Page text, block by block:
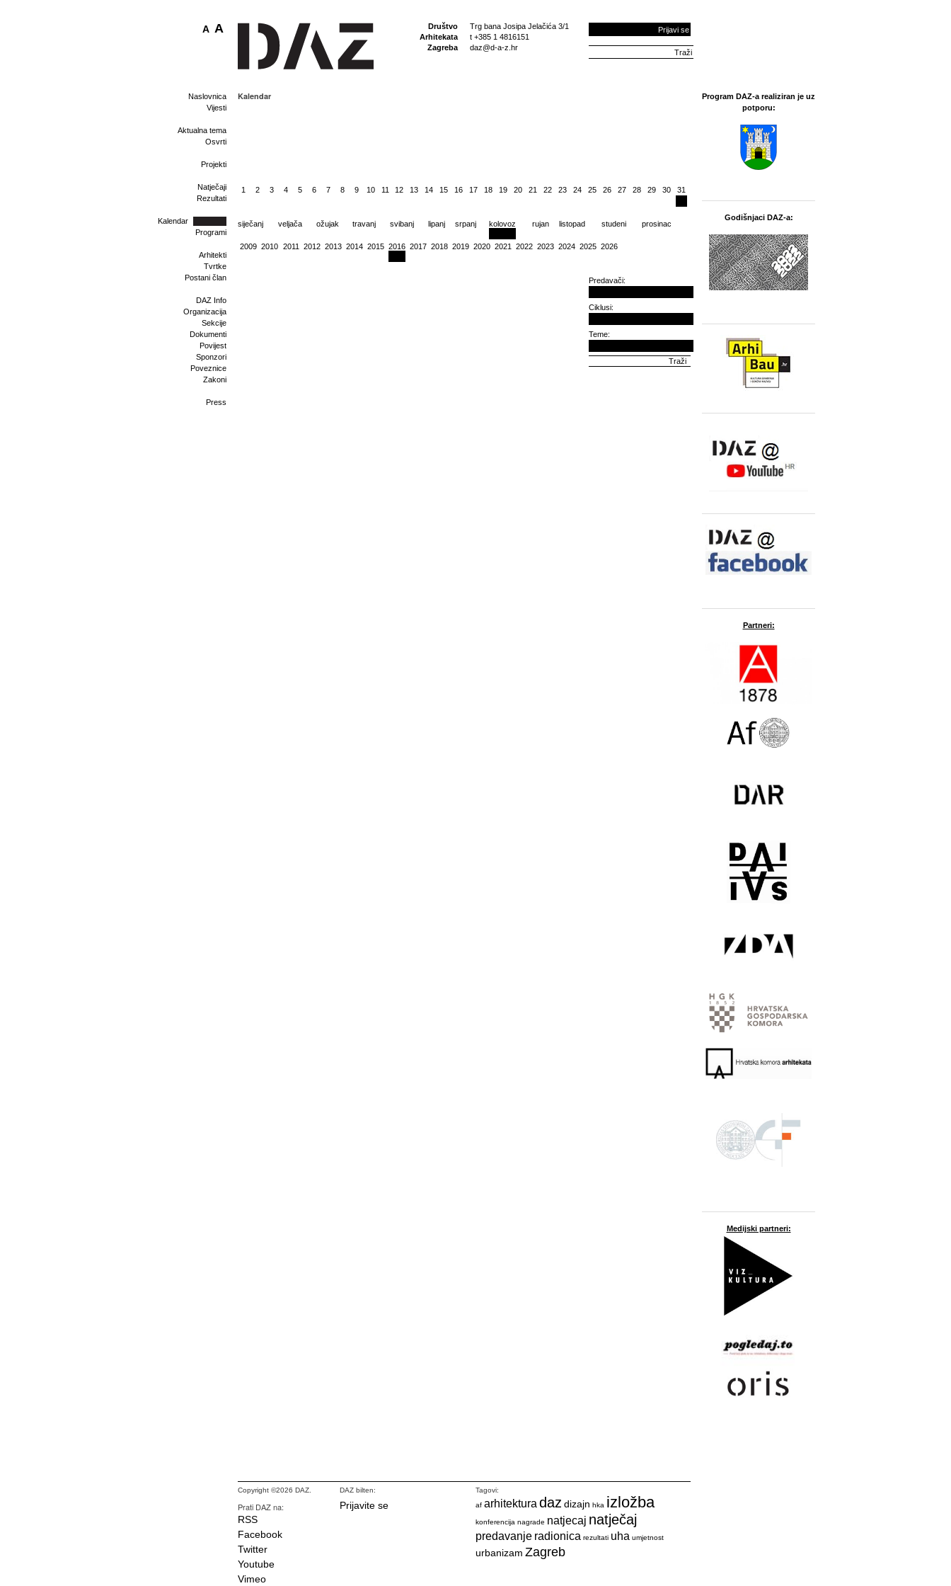
Društvo
Arhitekata
Zagreba
Trg bana Josipa Jelačića 3/1
t +385 1 4816151
daz@d-a-z.hr
Prijavi se
A A
Naslovnica
Vijesti
Aktualna tema
Osvrti
Projekti
Natječaji
Rezultati
Kalendar
Programi
Arhitekti
Tvrtke
Postani član
DAZ Info
Organizacija
Sekcije
Dokumenti
Povijest
Sponzori
Poveznice
Zakoni
Press
Kalendar
1 2 3 4 5 6 7 8 9 10 11 12 13 14 15 16 17 18 19 20 21 22 23 24 25 26 27 28 29 30 31
siječanj veljača ožujak travanj svibanj lipanj srpanj kolovoz rujan listopad studeni prosinac
2009 2010 2011 2012 2013 2014 2015 2016 2017 2018 2019 2020 2021 2022 2023 2024 2025 2026
Predavači:
Ciklusi:
Teme:
Program DAZ-a realiziran je uz
potporu:
Godišnjaci DAZ-a:
Partneri:
Medijski partneri:
Copyright ©2026 DAZ.
Prati DAZ na:
RSS
Facebook
Twitter
Youtube
Vimeo
DAZ bilten:
Prijavite se
Tagovi:
af arhitektura daz dizajn hka izložba
konferencija nagrade natjecaj natječaj
predavanje radionica rezultati uha umjetnost
urbanizam Zagreb